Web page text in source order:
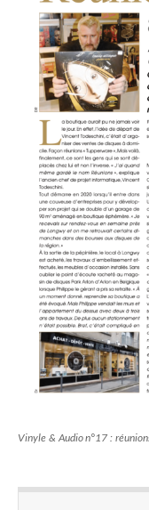
Vinyle & Audio n°17 :